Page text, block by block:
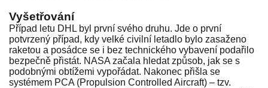
Vyšetřování
Případ letu DHL byl první svého druhu. Jde o první
potvrzený případ, kdy velké civilní letadlo bylo zasaženo
raketou a posádce se i bez technického vybavení podařilo
bezpečně přistát. NASA začala hledat způsob, jak se s
podobnými obtížemi vypořádat. Nakonec přišla se
systémem PCA (Propulsion Controlled Aircraft) – tzv.